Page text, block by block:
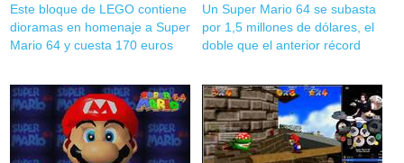
Este bloque de LEGO contiene
dioramas en homenaje a Super
Mario 64 y cuesta 170 euros
Un Super Mario 64 se subasta
por 1,5 millones de dólares, el
doble que el anterior récord